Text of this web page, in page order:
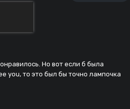
Но вот если б была
you, то это был бы точно лампочка